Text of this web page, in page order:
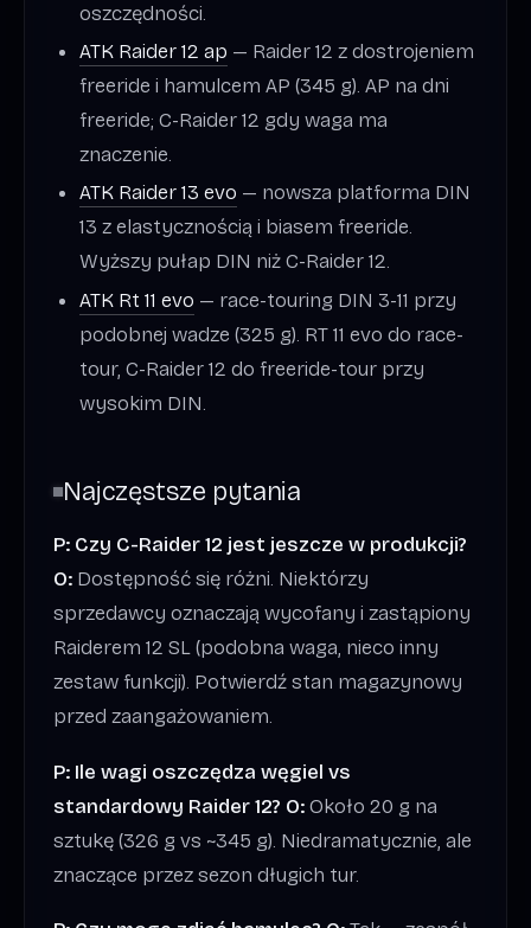
oszczędności.
ATK Raider 12 ap — Raider 12 z dostrojeniem
freeride i hamulcem AP (345 g). AP na dni
freeride; C-Raider 12 gdy waga ma
znaczenie.
ATK Raider 13 evo — nowsza platforma DIN
13 z elastycznością i biasem freeride.
Wyższy pułap DIN niż C-Raider 12.
ATK Rt 11 evo — race-touring DIN 3-11 przy
podobnej wadze (325 g). RT 11 evo do race-
tour, C-Raider 12 do freeride-tour przy
wysokim DIN.
Najczęstsze pytania
P: Czy C-Raider 12 jest jeszcze w produkcji?
O: Dostępność się różni. Niektórzy
sprzedawcy oznaczają wycofany i zastąpiony
Raiderem 12 SL (podobna waga, nieco inny
zestaw funkcji). Potwierdź stan magazynowy
przed zaangażowaniem.
P: Ile wagi oszczędza węgiel vs
standardowy Raider 12? O:Około 20 g na
sztukę (326 g vs ~345 g). Niedramatycznie, ale
znaczące przez sezon długich tur.